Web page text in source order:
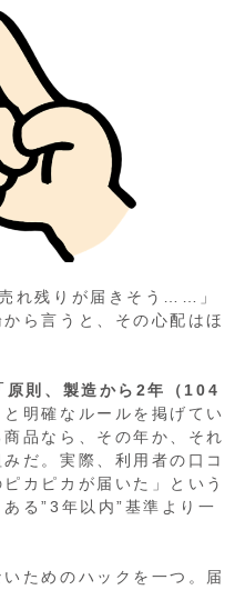
れ残りが届きそう……」
ら言うと、その心配はほ
原則、製造から2年（104
と明確なルールを掲げてい
品なら、その年か、それ
だ。実際、利用者の口コ
カピカが届いた」という
る”3年以内”基準より一
ためのハックを一つ。届